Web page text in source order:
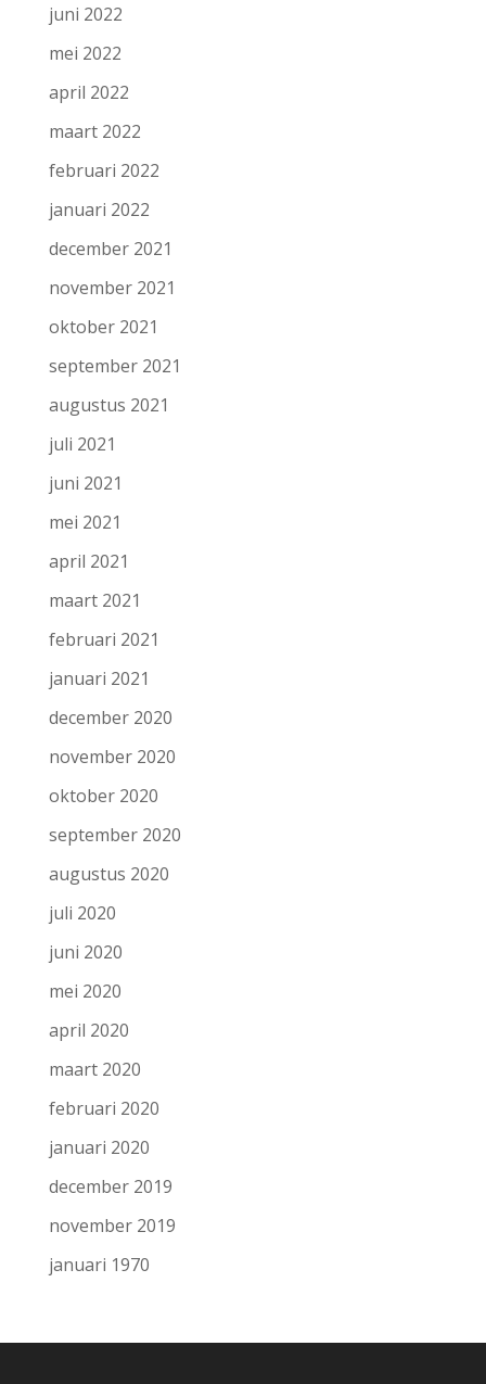
juni 2022
mei 2022
april 2022
maart 2022
februari 2022
januari 2022
december 2021
november 2021
oktober 2021
september 2021
augustus 2021
juli 2021
juni 2021
mei 2021
april 2021
maart 2021
februari 2021
januari 2021
december 2020
november 2020
oktober 2020
september 2020
augustus 2020
juli 2020
juni 2020
mei 2020
april 2020
maart 2020
februari 2020
januari 2020
december 2019
november 2019
januari 1970